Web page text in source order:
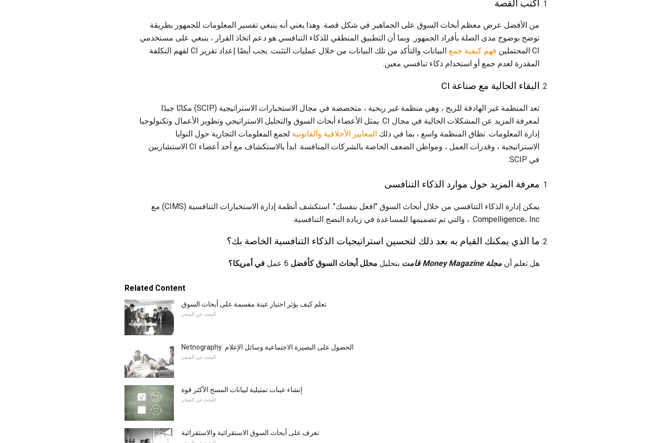
اكتب القصة
من الأفضل عرض معظم أبحاث السوق على الجماهير في شكل قصة. وهذا يعني أنه ينبغي تفسير المعلومات للجمهور بطريقة
توضح بوضوح مدى الصلة بأفراد الجمهور. وبما أن التطبيق المنطقي للذكاء التنافسي هو دعم اتخاذ القرار ، ينبغي على مستخدمي
CI المحتملين
فهم كيفية جمع
البيانات والتأكد من تلك البيانات من خلال عمليات التثبت. يجب أيضًا إعداد تقرير CI لفهم التكلفة
المقدرة لعدم جمع أو استخدام ذكاء تنافسي معين.
البقاء الحالية مع صناعة CI
تعد المنظمة غير الهادفة للربح ، وهي منظمة غير ربحية ، متخصصة في مجال الاستخبارات الاستراتيجية (SCIP) مكانًا جيدًا
لمعرفة المزيد عن المشكلات الحالية في مجال CI. يمثل الأعضاء أبحاث السوق والتحليل الاستراتيجي وتطوير الأعمال وتكنولوجيا
إدارة المعلومات. نطاق المنظمة واسع ، بما في ذلك المعايير الأخلاقية والقانونية لجمع المعلومات التجارية حول النوايا
الاستراتيجية ، وقدرات العمل ، ومواطن الضعف الخاصة بالشركات المنافسة. ابدأ بالاستكشاف مع أحد أعضاء CI الاستشاريين
في SCIP.
معرفة المزيد حول موارد الذكاء التنافسى
يمكن إدارة الذكاء التنافسي من خلال أبحاث السوق "افعل بنفسك". استكشف أنظمة إدارة الاستخبارات التنافسية (CIMS) مع
Compelligence، Inc. ، والتي تم تصميمها للمساعدة في زيادة النضج التنافسية.
ما الذي يمكنك القيام به بعد ذلك لتحسين استراتيجيات الذكاء التنافسية الخاصة بك؟
هل تعلم أن مجلة Money Magazine قامت بتحليل محلل أبحاث السوق كأفضل في أمريكا؟
Related Content
تعلم كيف يؤثر اختبار عينة مقسمة على أبحاث السوق
البحث عن المتجر
Netnography: الحصول على البصيرة الاجتماعية وسائل الإعلام
البحث عن المتجر
إنشاء عينات تمثيلية لبيانات المسح الأكثر قوة
البحث عن المتجر
تعرف على أبحاث السوق الاستقرائية والاستقرائية